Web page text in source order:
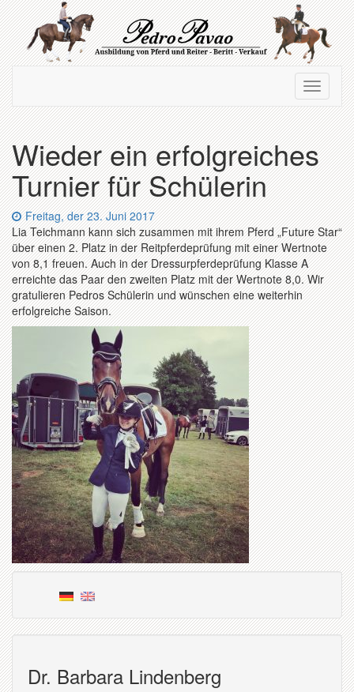
Zum
Hauptinhalt
springen
ein-/
Wieder ein erfolgreiches
Turnier für Schülerin
Datum:
Freitag, der 23. Juni 2017
Lia Teichmann kann sich zusammen mit ihrem Pferd „Future Star“
über einen 2. Platz in der Reitpferdeprüfung mit einer Wertnote
von 8,1 freuen. Auch in der Dressurpferdeprüfung Klasse A
erreichte das Paar den zweiten Platz mit der Wertnote 8,0. Wir
gratulieren Pedros Schülerin und wünschen eine weiterhin
erfolgreiche Saison.
Dr. Barbara Lindenberg